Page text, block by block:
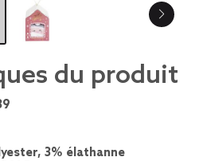
du produit
3% élathanne